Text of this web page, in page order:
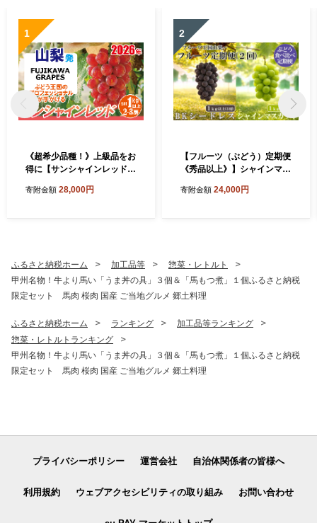
1
《超希少品種！》上級品をお
得に【サンシャインレッド】
年8月-9月発送】- FUJIKAW
寄附金額 28,000円
2
【フルーツ（ぶどう）定期便
《秀品以上》】シャインマス
＋ ＢＫシードレス（１kg以
寄附金額 24,000円
ふるさと納税ホーム 加工品等
惣菜・レトルト
甲州名物！牛より馬い「うま丼の具」３個＆「馬もつ煮」１個ふるさと納税
限定セット 馬肉 桜肉 国産 ご当地グルメ 郷土料理
ふるさと納税ホーム ランキング
加工品等ランキング
惣菜・レトルトランキング
甲州名物！牛より馬い「うま丼の具」３個＆「馬もつ煮」１個ふるさと納税
限定セット 馬肉 桜肉 国産 ご当地グルメ 郷土料理
プライバシーポリシー 運営会社 自治体関係者の皆様へ
利用規約 ウェブアクセシビリティの取り組み お問い合わせ